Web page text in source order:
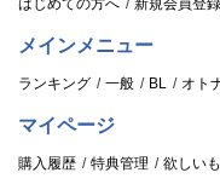
メインメニュー
ランキング 一般 BL オト
マイページ
購入履歴 特典管理 欲しい